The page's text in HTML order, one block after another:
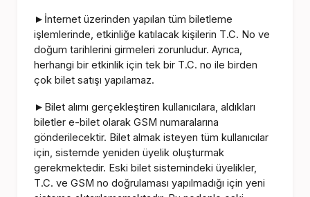
► İnternet üzerinden yapılan tüm biletleme
işlemlerinde, etkinliğe katılacak kişilerin T.C. No ve
doğum tarihlerini girmeleri zorunludur. Ayrıca,
herhangi bir etkinlik için tek bir T.C. no ile birden
çok bilet satışı yapılamaz.
► Bilet alımı gerçekleştiren kullanıcılara, aldıkları
biletler e-bilet olarak GSM numaralarına
gönderilecektir. Bilet almak isteyen tüm kullanıcılar
için, sistemde yeniden üyelik oluşturmak
gerekmektedir. Eski bilet sistemindeki üyelikler,
T.C. ve GSM no doğrulaması yapılmadığı için yeni